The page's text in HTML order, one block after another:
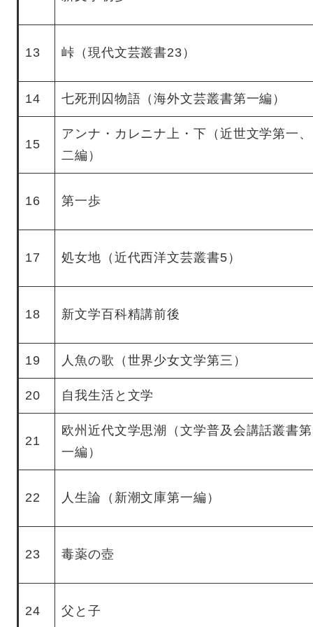
13 峠（現代文芸叢書23）
14 七死刑囚物語（海外文芸叢書第一編）
15
アンナ・カレニナ上・下（近世文学第一、
二編）
16 第一歩
17 処女地（近代西洋文芸叢書5）
18 新文学百科精講前後
19 人魚の歌（世界少女文学第三）
20 自我生活と文学
21
欧州近代文学思潮（文学普及会講話叢書第
一編）
22 人生論（新潮文庫第一編）
23 毒薬の壺
24 父と子